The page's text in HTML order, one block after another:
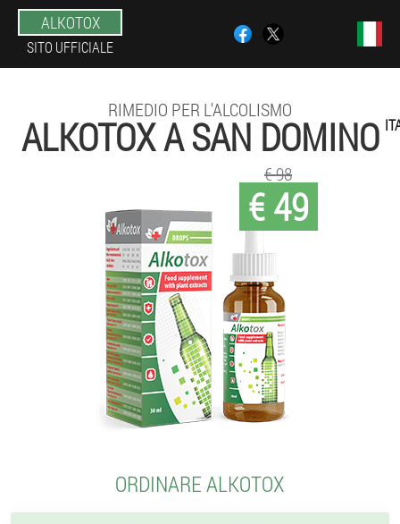
ALKOTOX
SITO UFFICIALE
RIMEDIO PER L'ALCOLISMO
ALKOTOX A SAN DOMINO
€ 49
€ 98
ORDINARE ALKOTOX